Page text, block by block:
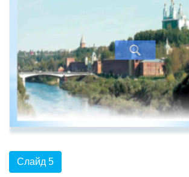
Слайд 5